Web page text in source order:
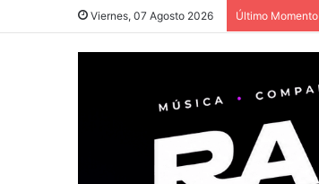
Viernes, 07 Agosto 2026 Último Momento